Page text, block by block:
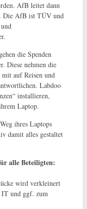
AfB leitet dann
Die AfB ist TÜV und
die Spenden
Diese nehmen die
auf Reisen und
Labdoo
installieren,
Laptop.
ihres Laptops
damit alles gestaltet
alle Beteiligten:
wird verkleinert
und ggf. zum